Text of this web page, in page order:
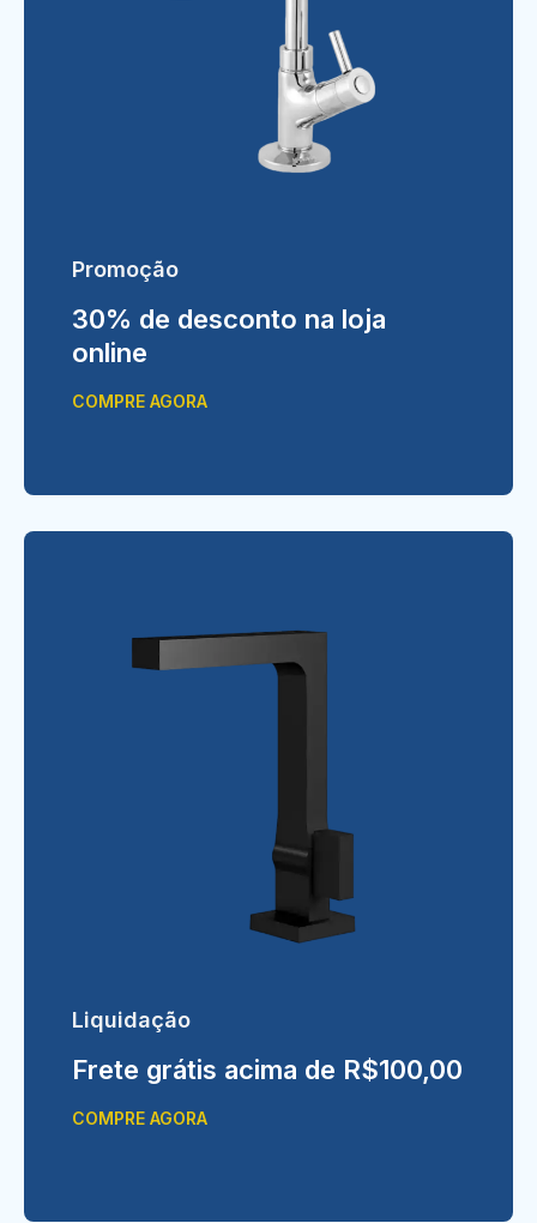
Promoção
30% de desconto na loja
online
COMPRE AGORA
Liquidação
Frete grátis acima de R$100,00
COMPRE AGORA